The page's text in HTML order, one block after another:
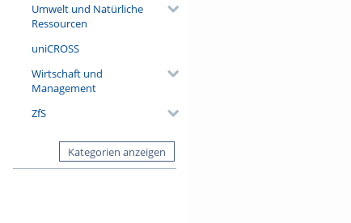
Umwelt und Natürliche
Ressourcen
uniCROSS
Wirtschaft und
Management
ZfS
Kategorien anzeigen